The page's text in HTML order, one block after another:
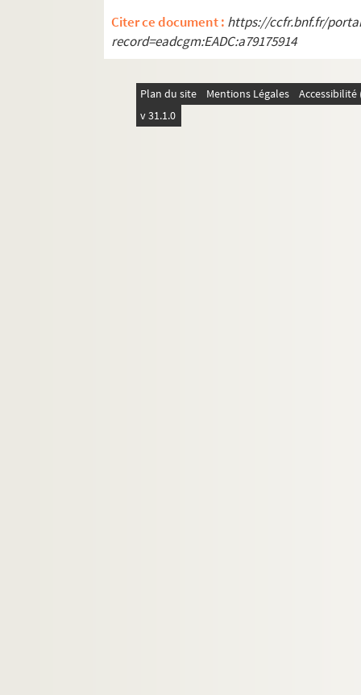
Citer ce document : https://ccfr.bnf.fr/
record=eadcgm:EADC:a79175914
Plan du site Mentions Légales
v 31.1.0